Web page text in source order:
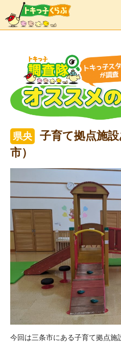
県央
子育て拠点施
市）
今回は三条市にある子育て拠点施